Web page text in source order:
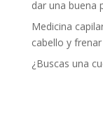
dar una buena
Medicina
cabello y
¿Buscas una